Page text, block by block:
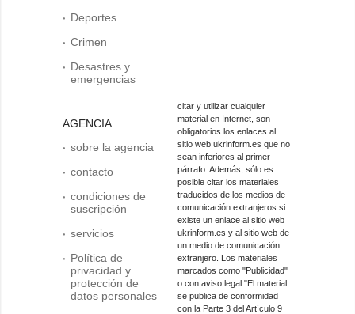
Deportes
Crimen
Desastres y
emergencias
AGENCIA
sobre la agencia
contacto
condiciones de
suscripción
servicios
Política de
privacidad y
protección de
datos personales
citar y utilizar cualquier
material en Internet, son
obligatorios los enlaces al
sitio web ukrinform.es que no
sean inferiores al primer
párrafo. Además, sólo es
posible citar los materiales
traducidos de los medios de
comunicación extranjeros si
existe un enlace al sitio web
ukrinform.es y al sitio web de
un medio de comunicación
extranjero. Los materiales
marcados como "Publicidad"
o con aviso legal "El material
se publica de conformidad
con la Parte 3 del Artículo 9